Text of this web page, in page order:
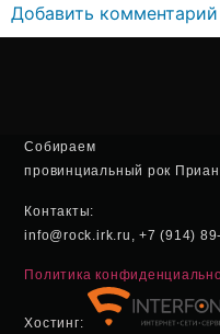
Добавить комментарий
Собираем
провинциальный рок
Контакты:
info@rock.irk.ru, +7 (914)
Политика
Хостинг: